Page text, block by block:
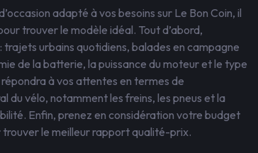
adapté à vos besoins sur Le Bon Coin, il
trouver le modèle idéal. Tout d’abord,
urbains quotidiens, balades en campagne
de la batterie, la puissance du moteur et le type
à vos attentes en termes de
du vélo, notamment les freins, les pneus et la
Enfin, prenez en considération votre budget
le meilleur rapport qualité-prix.